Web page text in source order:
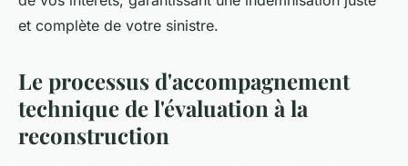
et complète de votre sinistre.
Le processus d'accompagnement
technique de l'évaluation à la
reconstruction